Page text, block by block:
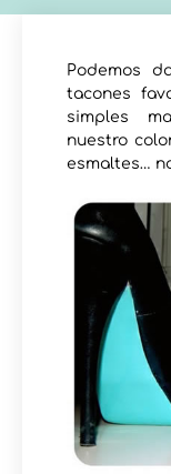
Podemos
tacones
simples
nuestro
esmaltes…